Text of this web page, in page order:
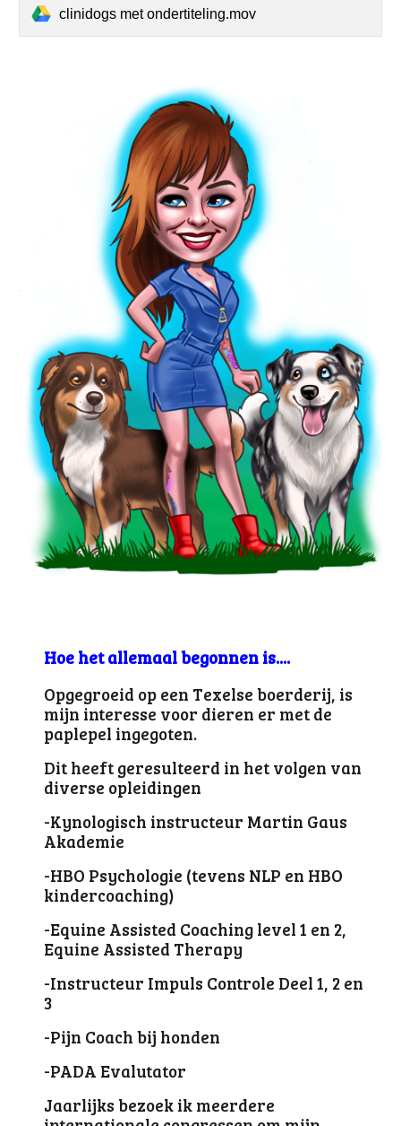
clinidogs met ondertiteling.mov
Hoe het allemaal begonnen is....
Opgegroeid op een Texelse boerderij, is
mijn interesse voor dieren er met de
paplepel ingegoten.
Dit heeft geresulteerd in het volgen van
diverse opleidingen
-Kynologisch instructeur Martin Gaus
Akademie
-HBO Psychologie (tevens NLP en HBO
kindercoaching)
-Equine Assisted Coaching level 1 en 2,
Equine Assisted Therapy
-Instructeur Impuls Controle Deel 1, 2 en
3
-Pijn Coach bij honden
-PADA Evalutator
Jaarlijks bezoek ik meerdere